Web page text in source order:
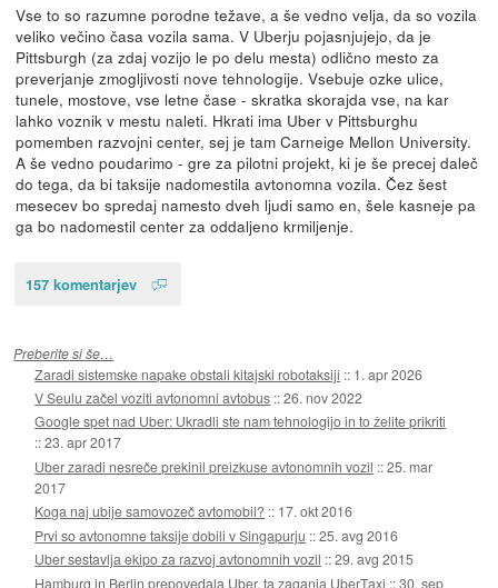
Vse to so razumne porodne težave, a še vedno velja, da so vozila
veliko večino časa vozila sama. V Uberju pojasnjujejo, da je
Pittsburgh (za zdaj vozijo le po delu mesta) odlično mesto za
preverjanje zmogljivosti nove tehnologije. Vsebuje ozke ulice,
tunele, mostove, vse letne čase - skratka skorajda vse, na kar
lahko voznik v mestu naleti. Hkrati ima Uber v Pittsburghu
pomemben razvojni center, sej je tam Carneige Mellon University.
A še vedno poudarimo - gre za pilotni projekt, ki je še precej daleč
do tega, da bi taksije nadomestila avtonomna vozila. Čez šest
mesecev bo spredaj namesto dveh ljudi samo en, šele kasneje pa
ga bo nadomestil center za oddaljeno krmiljenje.
157 komentarjev
Preberite si še…
Zaradi sistemske napake obstali kitajski robotaksiji :: 1. apr 2026
V Seulu začel voziti avtonomni avtobus ::26. nov 2022
Google spet nad Uber: Ukradli ste nam tehnologijo in to želite prikriti
::23. apr 2017
Uber zaradi nesreče prekinil preizkuse avtonomnih vozil ::25. mar
2017
Koga naj ubije samovozeč avtomobil? :: 17. okt 2016
Prvi so avtonomne taksije dobili v Singapurju ::25. avg 2016
Uber sestavlja ekipo za razvoj avtonomnih vozil ::29. avg 2015
Hamburg in Berlin prepovedala Uber, ta zaganja UberTaxi ::30. sep